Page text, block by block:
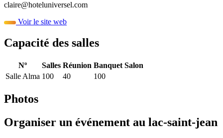
claire@hoteluniversel.com
Voir le site web
Capacité des salles
Nº Salles Réunion Banquet Salon
Salle Alma 100 40 100
Photos
Organiser un événement au lac-saint-jean